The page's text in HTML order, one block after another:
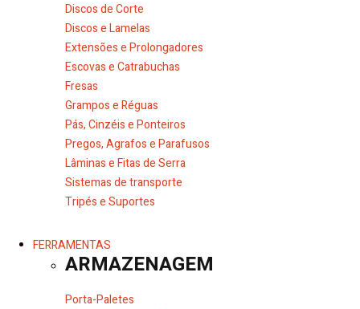
Discos de Corte
Discos e Lamelas
Extensões e Prolongadores
Escovas e Catrabuchas
Fresas
Grampos e Réguas
Pás, Cinzéis e Ponteiros
Pregos, Agrafos e Parafusos
Lâminas e Fitas de Serra
Sistemas de transporte
Tripés e Suportes
FERRAMENTAS
ARMAZENAGEM
Porta-Paletes